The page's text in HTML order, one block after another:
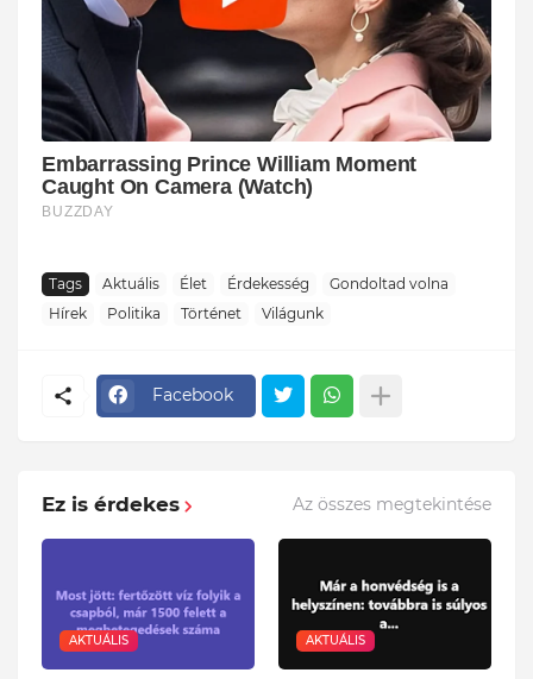
Tags Aktuális Élet Érdekesség
Gondoltad volna
Hírek
Politika Történet Világunk
Facebook
Ez is érdekes Az összes megtekintése
AKTUÁLIS AKTUÁLIS